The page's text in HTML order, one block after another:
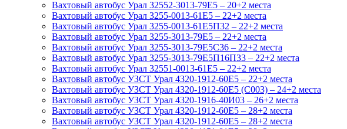
Вахтовый автобус Урал 32552-3013-79Е5 – 20+2 места
Вахтовый автобус Урал 3255-0013-61Е5 – 22+2 места
Вахтовый автобус Урал 3255-0013-61Е5П32 – 22+2 места
Вахтовый автобус Урал 3255-3013-79Е5 – 22+2 места
Вахтовый автобус Урал 3255-3013-79Е5С36 – 22+2 места
Вахтовый автобус Урал 3255-3013-79Е5П16П33 – 22+2 места
Вахтовый автобус Урал 32551-0013-61Е5 – 22+2 места
Вахтовый автобус УЗСТ Урал 4320-1912-60Е5 – 22+2 места
Вахтовый автобус УЗСТ Урал 4320-1912-60Е5 (С003) – 24+2 места
Вахтовый автобус УЗСТ Урал 4320-1916-40И03 – 26+2 места
Вахтовый автобус УЗСТ Урал 4320-1912-60Е5 – 28+2 места
Вахтовый автобус УЗСТ Урал 4320-1912-60Е5 – 28+2 места